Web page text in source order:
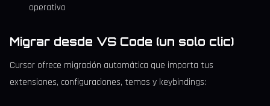
operativo
Migrar desde VS Code (un solo clic)
Cursor ofrece migración automática que importa tus
extensiones, configuraciones, temas y keybindings: